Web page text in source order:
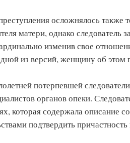
осложнялось также
матери, однако следователь
изменив свое
из версий, женщину об этом
потерпевшей
органов опеки.
которая содержала описание
подтвердить